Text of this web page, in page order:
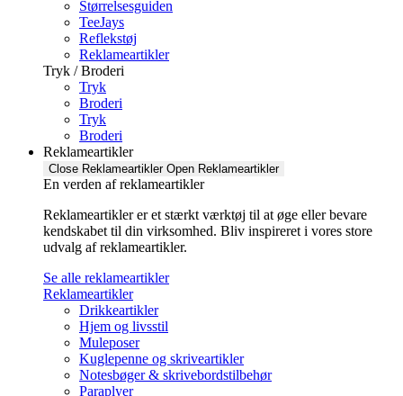
Størrelsesguiden
TeeJays
Reflekstøj
Reklameartikler
Tryk / Broderi
Tryk
Broderi
Tryk
Broderi
Reklameartikler
Close Reklameartikler Open Reklameartikler
En verden af reklameartikler ​
Reklameartikler er et stærkt værktøj til at øge eller bevare
kendskabet til din virksomhed. Bliv inspireret i vores store
udvalg af reklameartikler.
Se alle reklameartikler
Reklameartikler
Drikkeartikler
Hjem og livsstil
Muleposer
Kuglepenne og skriveartikler
Notesbøger & skrivebordstilbehør
Paraplyer